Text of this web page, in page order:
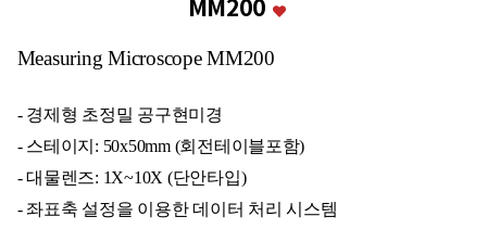
Measuring Microscope MM200
- 경제형 초정밀 공구현미경
- 스테이지: 50x50mm (회전테이블포함)
- 대물렌즈: 1X~10X (단안타입)
- 좌표축 설정을 이용한 데이터 처리 시스템